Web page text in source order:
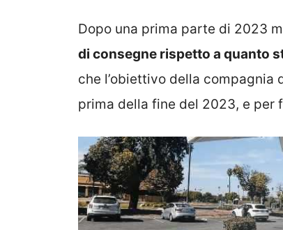
Dopo una prima parte di 2023
di consegne rispetto a quanto
che l’obiettivo della compagnia
prima della fine del 2023, e per